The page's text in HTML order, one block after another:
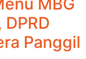
Panggil